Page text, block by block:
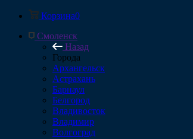
Корзина0
Смоленск
Назад
Города
Архангельск
Астрахань
Барнаул
Белгород
Владивосток
Владимир
Волгоград